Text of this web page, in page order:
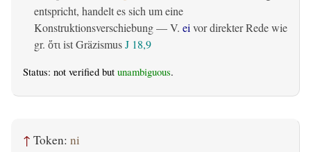
entspricht, handelt es sich um eine
Konstruktionsverschiebung — V. ei vor direkter Rede wie
gr. ὅτι ist GräzismusJ 18,9
Status: not verified but unambiguous.
↑ Token: ni